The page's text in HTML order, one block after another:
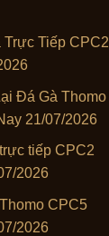
Tiếp CPC2
Đá Gà Thomo
21/07/2026
tiếp CPC2
2026
CPC5
2026